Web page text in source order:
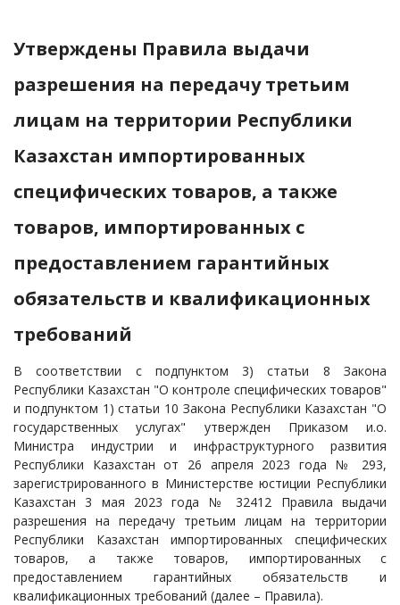
Утверждены Правила выдачи
разрешения на передачу третьим
лицам на территории Республики
Казахстан импортированных
специфических товаров, а также
товаров, импортированных с
предоставлением гарантийных
обязательств и квалификационных
требований
В соответствии с подпунктом 3) статьи 8 Закона
Республики Казахстан "О контроле специфических товаров"
и подпунктом 1) статьи 10 Закона Республики Казахстан "О
государственных услугах" утвержден Приказом и.о.
Министра индустрии и инфраструктурного развития
Республики Казахстан от 26 апреля 2023 года № 293,
зарегистрированного в Министерстве юстиции Республики
Казахстан 3 мая 2023 года № 32412 Правила выдачи
разрешения на передачу третьим лицам на территории
Республики Казахстан импортированных специфических
товаров, а также товаров, импортированных с
предоставлением гарантийных обязательств и
квалификационных требований (далее – Правила).